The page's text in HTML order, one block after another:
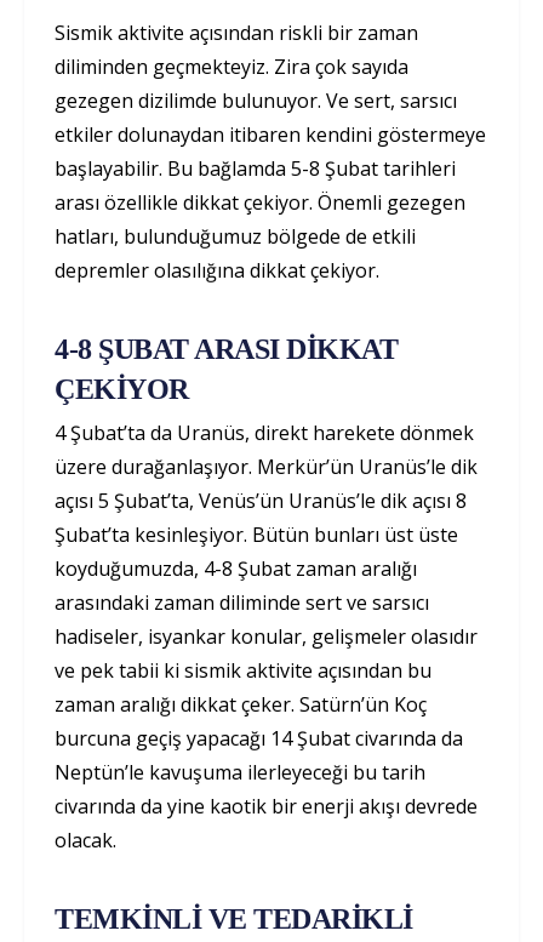
Sismik aktivite açısından riskli bir zaman
diliminden geçmekteyiz. Zira çok sayıda
gezegen dizilimde bulunuyor. Ve sert, sarsıcı
etkiler dolunaydan itibaren kendini göstermeye
başlayabilir. Bu bağlamda 5-8 Şubat tarihleri
arası özellikle dikkat çekiyor. Önemli gezegen
hatları, bulunduğumuz bölgede de etkili
depremler olasılığına dikkat çekiyor.
4-8 ŞUBAT ARASI DİKKAT
ÇEKİYOR
4 Şubat’ta da Uranüs, direkt harekete dönmek
üzere durağanlaşıyor. Merkür’ün Uranüs’le dik
açısı 5 Şubat’ta, Venüs’ün Uranüs’le dik açısı 8
Şubat’ta kesinleşiyor. Bütün bunları üst üste
koyduğumuzda, 4-8 Şubat zaman aralığı
arasındaki zaman diliminde sert ve sarsıcı
hadiseler, isyankar konular, gelişmeler olasıdır
ve pek tabii ki sismik aktivite açısından bu
zaman aralığı dikkat çeker. Satürn’ün Koç
burcuna geçiş yapacağı 14 Şubat civarında da
Neptün’le kavuşuma ilerleyeceği bu tarih
civarında da yine kaotik bir enerji akışı devrede
olacak.
TEMKİNLİ VE TEDARİKLİ